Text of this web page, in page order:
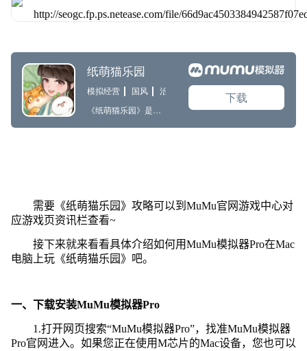
需要《纸萌猫乐园》攻略可以到MuMu官网游戏中心对
应游戏页资讯栏查看~
接下来就来看看具体介绍如何用MuMu模拟器Pro在Mac
电脑上玩《纸萌猫乐园》吧。
一、下载安装MuMu模拟器Pro
1.打开网页搜索“MuMu模拟器Pro”，找准MuMu模拟器
Pro官网进入。如果您正在使用M芯片的Mac设备，您也可以